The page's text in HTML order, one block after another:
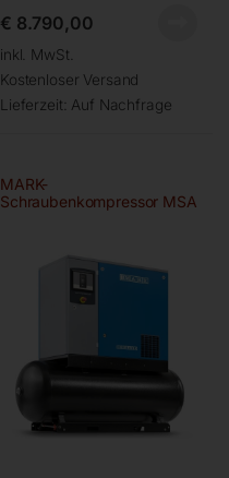
€ 8.790,00
inkl. MwSt.
Kostenloser Versand
Lieferzeit: Auf Nachfrage
MARK-
Schraubenkompressor MSA